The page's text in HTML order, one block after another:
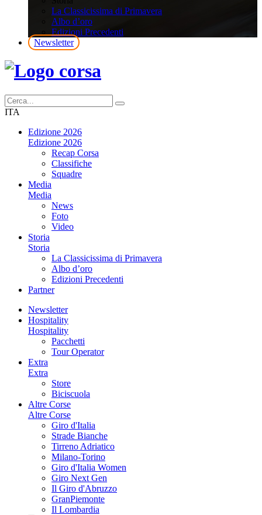
La Classicissima di Primavera
Albo d’oro
Edizioni Precedenti
Newsletter
ITA
Edizione 2026
Edizione 2026
Recap Corsa
Classifiche
Squadre
Media
Media
News
Foto
Video
Storia
Storia
La Classicissima di Primavera
Albo d’oro
Edizioni Precedenti
Partner
Newsletter
Hospitality
Hospitality
Pacchetti
Tour Operator
Extra
Extra
Store
Biciscuola
Altre Corse
Altre Corse
Giro d'Italia
Strade Bianche
Tirreno Adriatico
Milano-Torino
Giro d'Italia Women
Giro Next Gen
Il Giro d'Abruzzo
GranPiemonte
Il Lombardia